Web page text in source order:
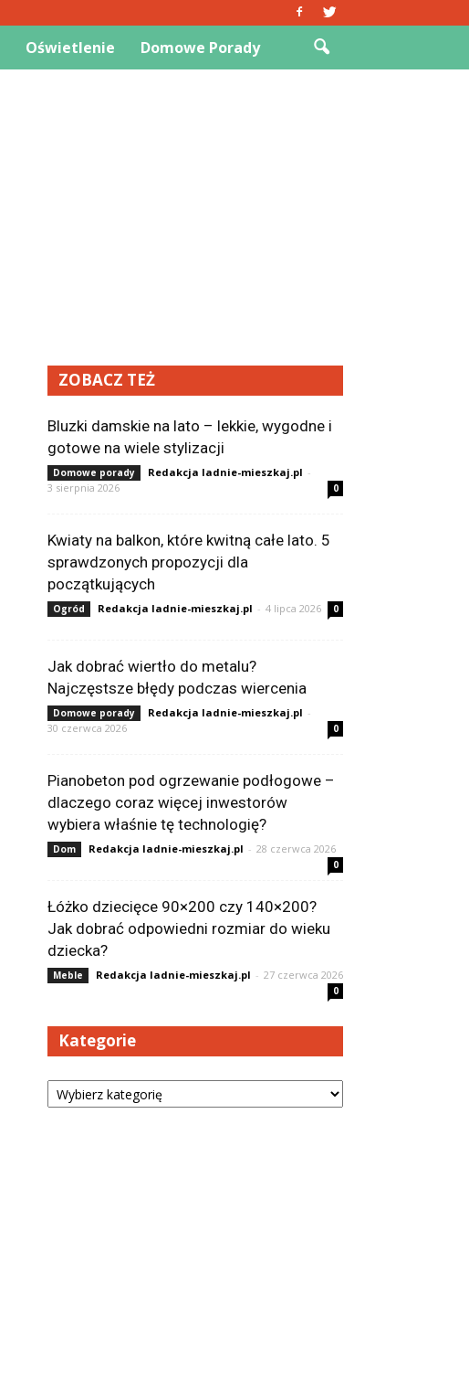
Oświetlenie Domowe Porady
ZOBACZ TEŻ
Bluzki damskie na lato – lekkie, wygodne i
gotowe na wiele stylizacji
Domowe porady Redakcja ladnie-mieszkaj.pl -
3 sierpnia 2026
0
Kwiaty na balkon, które kwitną całe lato. 5
sprawdzonych propozycji dla
początkujących
Ogród Redakcja ladnie-mieszkaj.pl - 4 lipca 2026 0
Jak dobrać wiertło do metalu?
Najczęstsze błędy podczas wiercenia
Domowe porady Redakcja ladnie-mieszkaj.pl -
30 czerwca 2026
0
Pianobeton pod ogrzewanie podłogowe –
dlaczego coraz więcej inwestorów
wybiera właśnie tę technologię?
Dom Redakcja ladnie-mieszkaj.pl - 28 czerwca 2026
0
Łóżko dziecięce 90×200 czy 140×200?
Jak dobrać odpowiedni rozmiar do wieku
dziecka?
Meble Redakcja ladnie-mieszkaj.pl - 27 czerwca 2026
0
Kategorie
Kategorie